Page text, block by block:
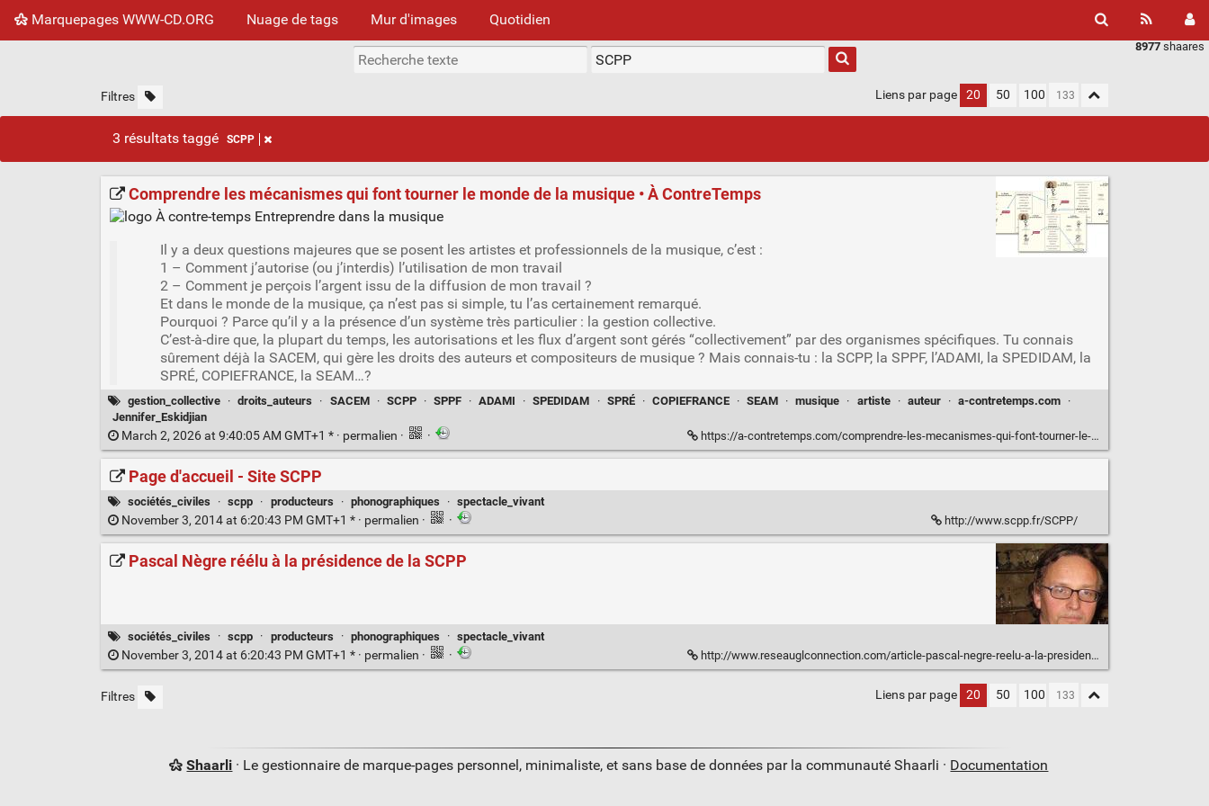
Marquepages WWW-CD.ORG Nuage de tags Mur d'images Quotidien
8977 shaares
Filtres Liens par page 20 50 100
3 résultats taggé SCPP
Comprendre les mécanismes qui font tourner le monde de la musique • À ContreTemps
Il y a deux questions majeures que se posent les artistes et professionnels de la musique, c’est :
1 – Comment j’autorise (ou j’interdis) l’utilisation de mon travail
2 – Comment je perçois l’argent issu de la diffusion de mon travail ?
Et dans le monde de la musique, ça n’est pas si simple, tu l’as certainement remarqué.
Pourquoi ? Parce qu’il y a la présence d’un système très particulier : la gestion collective.
C’est-à-dire que, la plupart du temps, les autorisations et les flux d’argent sont gérés “collectivement” par des organismes spécifiques. Tu connais
sûrement déjà la SACEM, qui gère les droits des auteurs et compositeurs de musique ? Mais connais-tu : la SCPP, la SPPF, l’ADAMI, la SPEDIDAM, la
SPRÉ, COPIEFRANCE, la SEAM…?
gestion_collective · droits_auteurs · SACEM · SCPP · SPPF · ADAMI · SPEDIDAM · SPRÉ · COPIEFRANCE · SEAM · musique · artiste · auteur · a-contretemps.com
·
Jennifer_Eskidjian
March 2, 2026 at 9:40:05 AM GMT+1 * · permalien · · https://a-contretemps.com/comprendre-les-mecanismes-qui-font-tourner-le-monde-de-la-musique/
Page d'accueil - Site SCPP
sociétés_civiles · scpp · producteurs · phonographiques · spectacle_vivant
November 3, 2014 at 6:20:43 PM GMT+1 * · permalien · · http://www.scpp.fr/SCPP/
Pascal Nègre réélu à la présidence de la SCPP
sociétés_civiles · scpp · producteurs · phonographiques · spectacle_vivant
November 3, 2014 at 6:20:43 PM GMT+1 * · permalien · · http://www.reseauglconnection.com/article-pascal-negre-reelu-a-la-presidence-de-la-scpp-118760013.html
Filtres Liens par page 20 50 100
Shaarli · Le gestionnaire de marque-pages personnel, minimaliste, et sans base de données par la communauté Shaarli · Documentation